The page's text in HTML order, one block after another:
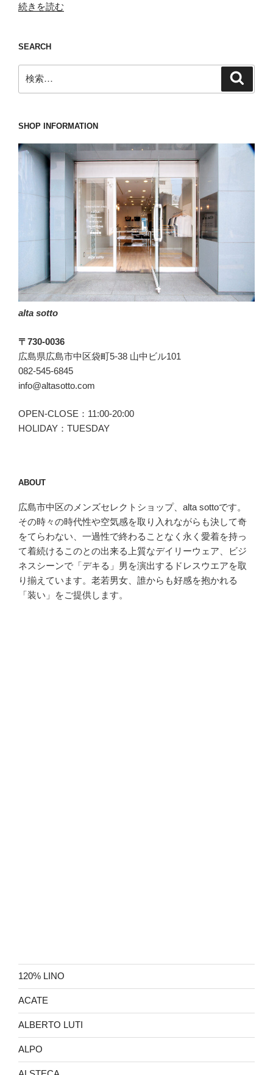
“レ
ド
ジ
ャ
ケ
ト
よ
な
IN
BOX(イ
ン
ッ
ク
ス)
プ
リ
ン
ト
シ
ャ
続きを読む
SEARCH
索:
SHOP INFORMATION
alta sotto
〒730-0036
広島県広島市中区袋町5-38 山中ビル101
082-545-6845
info@altasotto.com
OPEN-CLOSE：11:00-20:00
HOLIDAY：TUESDAY
ABOUT
広島市中区のメンズセレクトショップ、alta sottoです。
その時々の時代性や空気感を取り入れながらも決して奇
をてらわない、一過性で終わることなく永く愛着を持っ
て着続けるこのとの出来る上質なデイリーウェア、ビジ
ネスシーンで「デキる」男を演出するドレスウエアを取
り揃えています。老若男女、誰からも好感を抱かれる
「装い」をご提供します。
120% LINO
ACATE
ALBERTO LUTI
ALPO